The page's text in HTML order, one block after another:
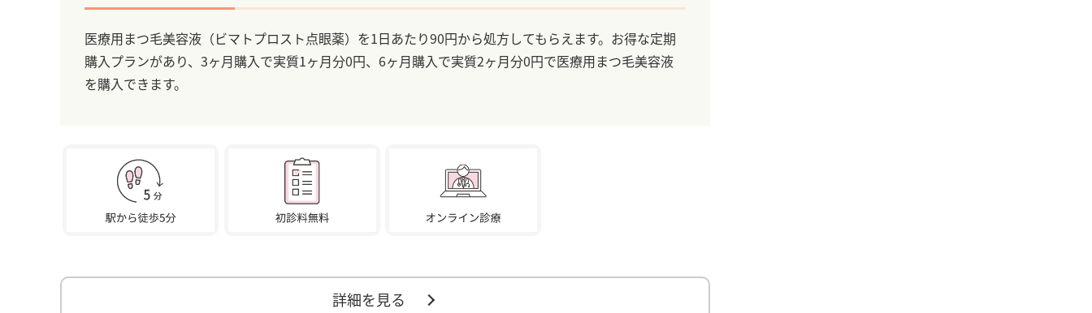
医療用まつ毛美容液（ビマトプロスト点眼薬）を1日あたり90円から処方してもらえます。お得な定期
購入プランがあり、3ヶ月購入で実質1ヶ月分0円、6ヶ月購入で実質2ヶ月分0円で医療用まつ毛美容液
を購入できます。
詳細を見る